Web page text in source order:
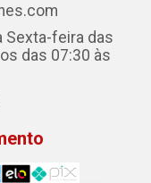
Sexta-feira das
das 07:30 às